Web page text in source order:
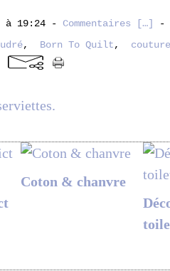
à 19:24 - Commentaires […] -
, Born To Quilt, couture
Coton & chanvre